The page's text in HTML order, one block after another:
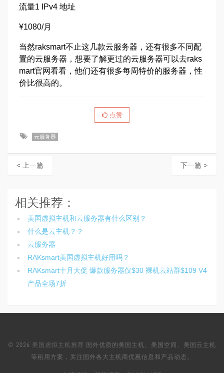
流量1 IPv4 地址
¥1080/月
当然raksmart不止这几款云服务器，还有很多不同配
置的云服务器，想要了解更过的云服务器可以去raks
mart官网看看，他们还有很多每周特价的服务器，性
价比很高的。
点赞
云服务器
< 上一篇 下一篇 >
相关推荐：
美国虚拟主机和云服务器有什么区别？
什么是云主机？？
云服务器
RAKsmart美国虚拟主机好用吗？
RAKsmart十月大促 爆款服务器仅$30 裸机云站群$109 V4
产品全场7折
© 2026 美国虚拟主机推荐 国外优质的美国主机、美国空间、美国云主机
等租用方案，关注国外各大主机商优惠信息和产品动态。